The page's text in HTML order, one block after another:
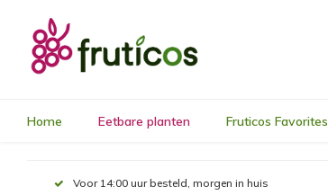
Home Eetbare planten Fruticos Favorites
Voor 14:00 uur besteld, morgen in huis